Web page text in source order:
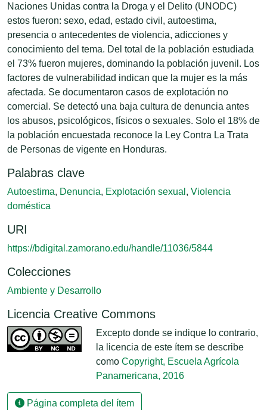
Naciones Unidas contra la Droga y el Delito (UNODC)
estos fueron: sexo, edad, estado civil, autoestima,
presencia o antecedentes de violencia, adicciones y
conocimiento del tema. Del total de la población estudiada
el 73% fueron mujeres, dominando la población juvenil. Los
factores de vulnerabilidad indican que la mujer es la más
afectada. Se documentaron casos de explotación no
comercial. Se detectó una baja cultura de denuncia antes
los abusos, psicológicos, físicos o sexuales. Solo el 18% de
la población encuestada reconoce la Ley Contra La Trata
de Personas de vigente en Honduras.
Palabras clave
Autoestima, Denuncia, Explotación sexual , Violencia
doméstica
URI
https://bdigital.zamorano.edu/handle/11036/5844
Colecciones
Ambiente y Desarrollo
Licencia Creative Commons
Excepto donde se indique lo contrario,
la licencia de este ítem se describe
como Copyright, Escuela Agrícola
Panamericana, 2016
Página completa del ítem